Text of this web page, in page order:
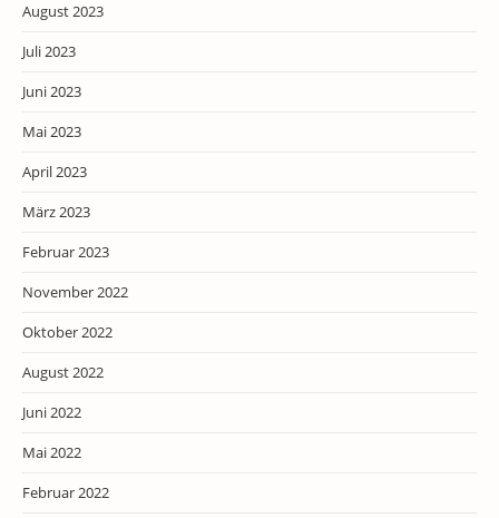
August 2023
Juli 2023
Juni 2023
Mai 2023
April 2023
März 2023
Februar 2023
November 2022
Oktober 2022
August 2022
Juni 2022
Mai 2022
Februar 2022